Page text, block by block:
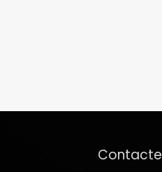
Contacte